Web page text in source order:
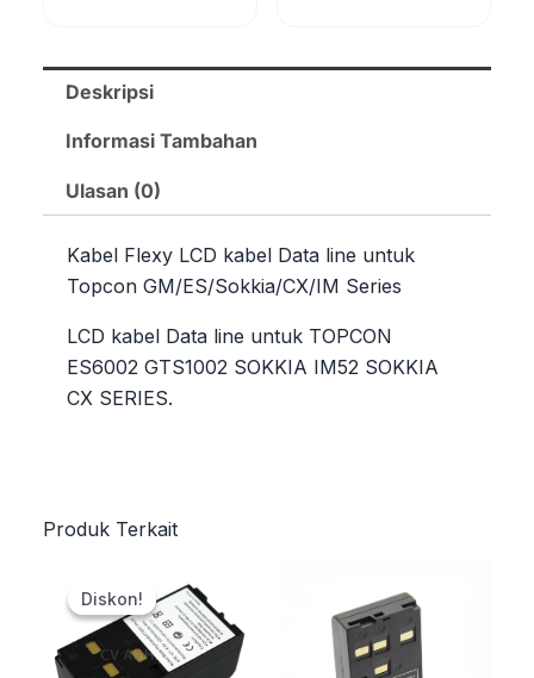
Deskripsi
Informasi Tambahan
Ulasan (0)
Kabel Flexy LCD kabel Data line untuk
Topcon GM/ES/Sokkia/CX/IM Series
LCD kabel Data line untuk TOPCON
ES6002 GTS1002 SOKKIA IM52 SOKKIA
CX SERIES.
Produk Terkait
Diskon!
Diskon!
aslinya
adalah:
Rp2.200.000.
saat
ini
adalah:
Rp2.000.000.